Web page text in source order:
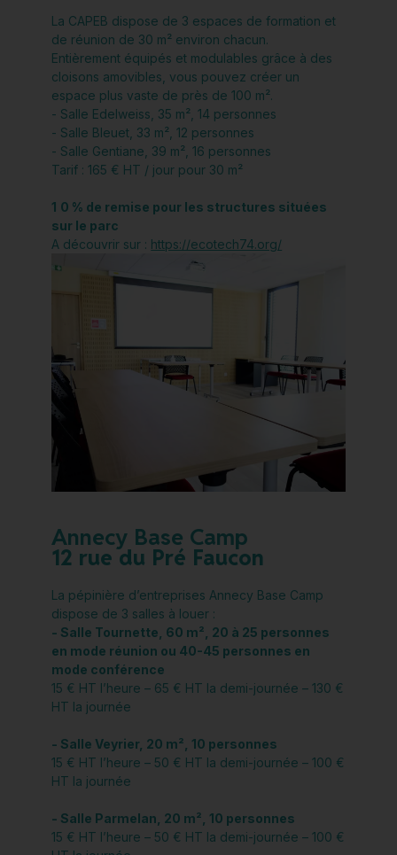
La CAPEB dispose de 3 espaces de formation et
de réunion de 30 m² environ chacun.
Entièrement équipés et modulables grâce à des
cloisons amovibles, vous pouvez créer un
espace plus vaste de près de 100 m².
- Salle Edelweiss, 35 m², 14 personnes
- Salle Bleuet, 33 m², 12 personnes
- Salle Gentiane, 39 m², 16 personnes
Tarif : 165 € HT / jour pour 30 m²
1 0 % de remise pour les structures situées
sur le parc
A découvrir sur : https://ecotech74.org/
Annecy Base Camp
12 rue du Pré Faucon
La pépinière d’entreprises Annecy Base Camp
dispose de 3 salles à louer :
- Salle Tournette, 60 m², 20 à 25 personnes
en mode réunion ou 40-45 personnes en
mode conférence
15 € HT l’heure – 65 € HT la demi-journée – 130 €
HT la journée
- Salle Veyrier, 20 m², 10 personnes
15 € HT l’heure – 50 € HT la demi-journée – 100 €
HT la journée
- Salle Parmelan, 20 m², 10 personnes
15 € HT l’heure – 50 € HT la demi-journée – 100 €